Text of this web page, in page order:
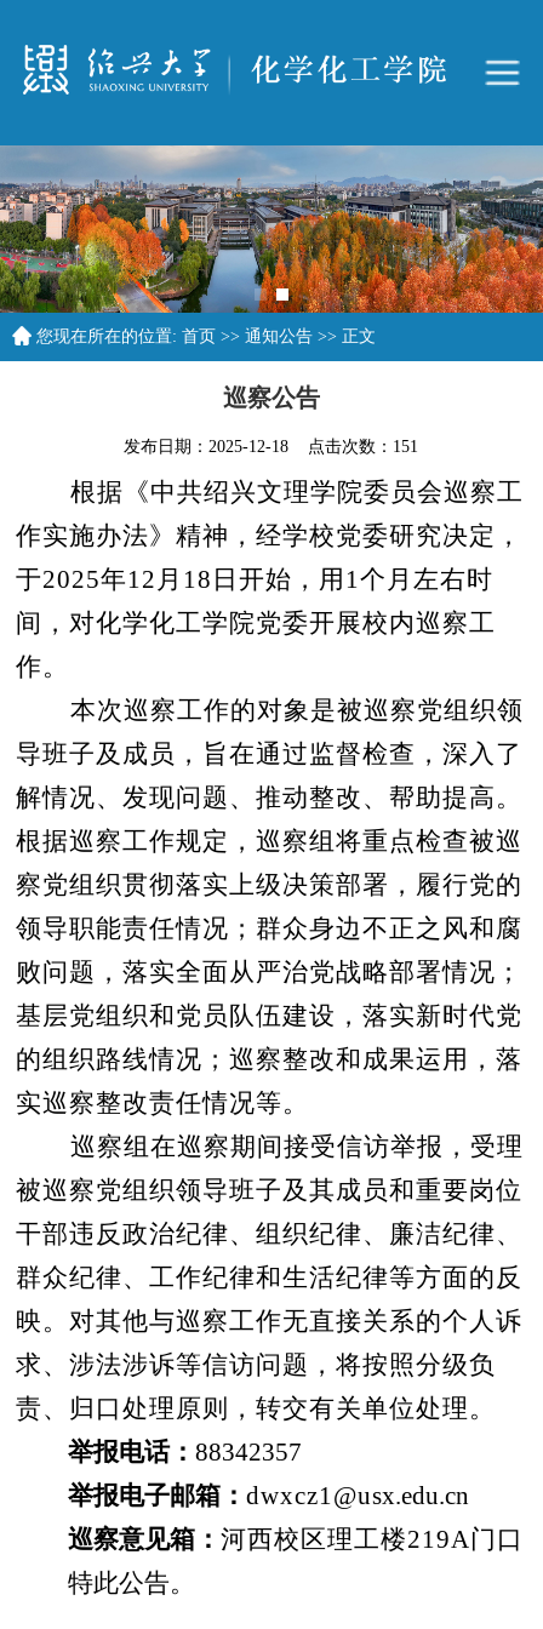
您现在所在的位置: 首页 >> 通知公告 >> 正文
巡察公告
发布日期：2025-12-18 点击次数： 151
根据 《中共绍兴文理学院委员会巡察工
作实施办法》精神，经学校党委研究决定，
于2025年12 月 18 日开始，用 1个月左右时
间，对化学化工学院党委开展校内巡察工
作。
本次巡察工作的对象是被巡察党组织领
导班子及成员，旨在通过监督检查，深入了
解情况、发现问题、推动整改、帮助提高。
根据巡察工作规定，巡察组将重点检查被巡
察党组织贯彻落实上级决策部署，履行党的
领导职能责任情况；群众身边不正之风和腐
败问题，落实全面从严治党战略部署情况；
基层党组织和党员队伍建设，落实新时代党
的组织路线情况；巡察整改和成果运用，落
实巡察整改责任情况等。
巡察组在巡察期间接受信访举报，受理
被巡察党组织领导班子及其成员和重要岗位
干部违反政治纪律、组织纪律、廉洁纪律、
群众纪律、工作纪律和生活纪律等方面的反
映。对其他与巡察工作无直接关系的个人诉
求、涉法涉诉等信访问题，将按照分级负
责、归口处理原则，转交有关单位处理。
举报电话：88342357
举报电子邮箱：dwxcz1@usx.edu.cn
巡察意见箱：河西校区理工楼219A门口
特此公告。